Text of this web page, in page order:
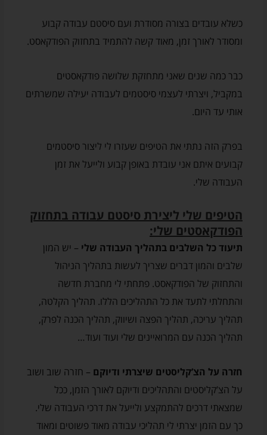
כשלא עובדים בצורה מסודרת ועם סיסטם עבודה קבוע
ומסודר לאורך זמן, מאוד קשה להתמיד בתחזוק הפודקאסט.
כבר כמה שנים שאני מתחזקת שלושה פודקאסטים
במקביל, ויצרתי לעצמי סיסטמים לעבודה יעילה שמשרתים
אותי עד היום.
בפרק הזה נתתי את הטיפים שעזרו לי ליצור סיסטמים
קבועים איתם אני עובדת באופן קבוע ולייעל את זמן
העבודה שלי.
הטיפים שלי ליצירת סיסטם עבודה בתחזוק
הפודקאסטים שלי:
תיעוד כל השלבים בתהליך העבודה שלי – יש המון
שלבים והמון דברים שצריך לעשות בתהליך הניהול
והתחזוק של הפודקאסט. פתחתי לי מחברת חדשה
והתחלתי לתעד את כל התהליכים הללו. תהליך הקלטה,
תהליך עריכה, תהליך הפצה ושיווק, תהליך הכנה לפרק,
תהליך הכנה עם המרואיינים שלי ועוד ועוד…
חזרה על הצ’קליסטים שיצרתי ודיוקם – חזרה שוב ושוב
על הצ’קליסטים והתהליכים ודיוקם לאורך הזמן, ככל
שמצאתי דרכים להתמקצע ולייעל את דרכי העבודה שלי.
כך עם הזמן יצרתי לי תהליכי עבודה מאוד פשוטים ומאוד